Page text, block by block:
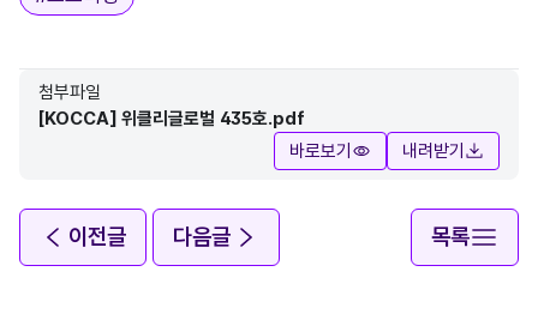
첨부파일
[KOCCA] 위클리글로벌 435호.pdf
바로보기
내려받기
이전글 다음글 목록